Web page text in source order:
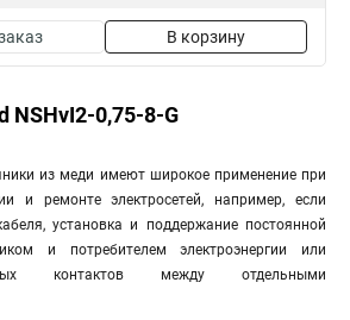
В корзину
NSHvI2-0,75-8-G
из меди имеют широкое применение при
и ремонте электросетей, например, если
установка и поддержание постоянной
и потребителем электроэнергии или
контактов между отдельными